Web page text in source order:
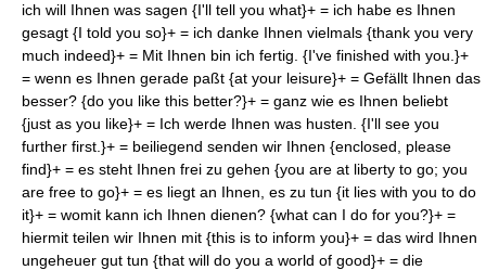
ich will Ihnen was sagen {I'll tell you what}+ = ich habe es Ihnen
gesagt {I told you so}+ = ich danke Ihnen vielmals {thank you very
much indeed}+ = Mit Ihnen bin ich fertig. {I've finished with you.}+
= wenn es Ihnen gerade paßt {at your leisure}+ = Gefällt Ihnen das
besser? {do you like this better?}+ = ganz wie es Ihnen beliebt
{just as you like}+ = Ich werde Ihnen was husten. {I'll see you
further first.}+ = beiliegend senden wir Ihnen {enclosed, please
find}+ = es steht Ihnen frei zu gehen {you are at liberty to go; you
are free to go}+ = es liegt an Ihnen, es zu tun {it lies with you to do
it}+ = womit kann ich Ihnen dienen? {what can I do for you?}+ =
hiermit teilen wir Ihnen mit {this is to inform you}+ = das wird Ihnen
ungeheuer gut tun {that will do you a world of good}+ = die